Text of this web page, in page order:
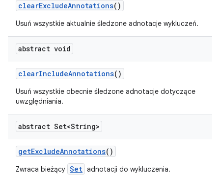
clearExcludeAnnotations()
Usuń wszystkie aktualnie śledzone adnotacje wykluczeń.
abstract void
clearIncludeAnnotations()
Usuń wszystkie obecnie śledzone adnotacje dotyczące
uwzględniania.
abstract Set<String>
getExcludeAnnotations()
Zwraca bieżący Set adnotacji do wykluczenia.